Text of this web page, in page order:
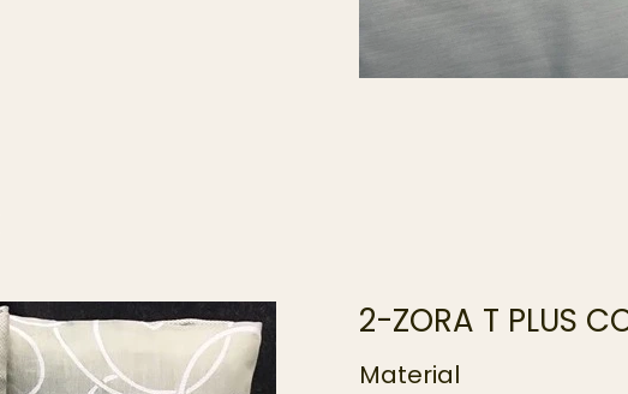
2-ZORA T PLUS
Material